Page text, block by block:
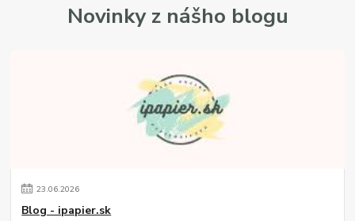
Novinky z nášho blogu
23.06.2026
Blog - ipapier.sk